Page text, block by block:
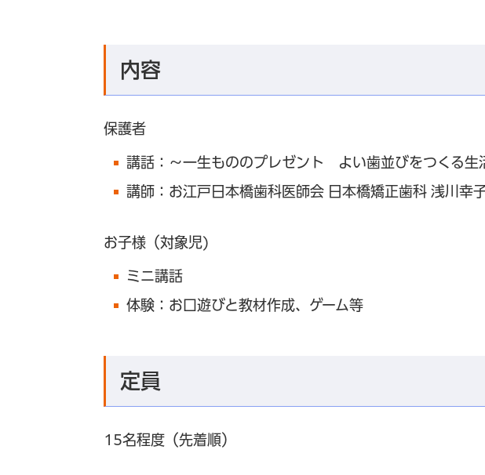
内容
保護者
講話：～一生もののプレゼント よい歯並びをつくる生
講師：お江戸日本橋歯科医師会 日本橋矯正歯科 浅川幸
お子様（対象児)
ミニ講話
体験：お口遊びと教材作成、ゲーム等
定員
15名程度（先着順）